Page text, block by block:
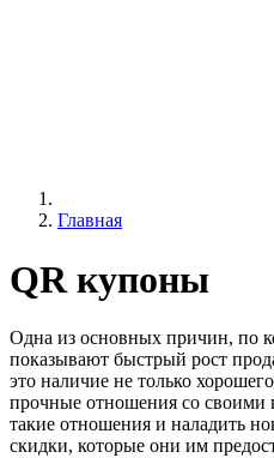
Главная
QR купоны
Одна из основных причин, по
показывают быстрый рост
это наличие не только
прочные отношения со своими
такие отношения и наладить
скидки, которые они им